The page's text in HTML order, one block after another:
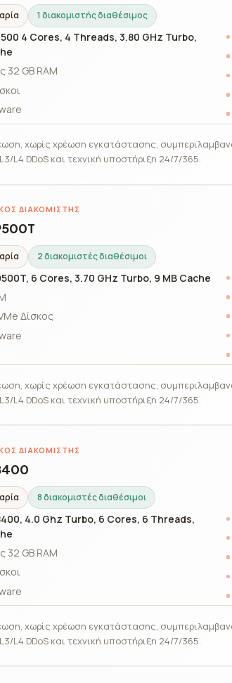
1 διακομιστής διαθέσιμος
4 Cores, 4 Threads, 3.80 GHz Turbo,
32 GB RAM
χωρίς χρέωση εγκατάστασης,
L4 DDoS και τεχνική υποστήριξη 24/7/365.
ΔΙΑΚΟΜΙΣΤΉΣ
2 διακομιστές διαθέσιμοι
6 Cores, 3.70 GHz Turbo, 9 MB Cache
Δίσκος
χωρίς χρέωση εγκατάστασης,
L4 DDoS και τεχνική υποστήριξη 24/7/365.
ΔΙΑΚΟΜΙΣΤΉΣ
8 διακομιστές διαθέσιμοι
4.0 Ghz Turbo, 6 Cores, 6 Threads,
32 GB RAM
χωρίς χρέωση εγκατάστασης,
L4 DDoS και τεχνική υποστήριξη 24/7/365.